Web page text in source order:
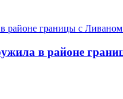
в районе